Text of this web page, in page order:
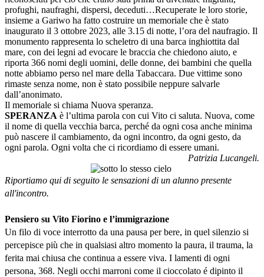
profughi, naufraghi, dispersi, deceduti…Recuperate le loro storie,
insieme a Gariwo ha fatto costruire un memoriale che è stato
inaugurato il 3 ottobre 2023, alle 3.15 di notte, l’ora del naufragio. Il
monumento rappresenta lo scheletro di una barca inghiottita dal
mare, con dei legni ad evocare le braccia che chiedono aiuto, e
riporta 366 nomi degli uomini, delle donne, dei bambini che quella
notte abbiamo perso nel mare della Tabaccara. Due vittime sono
rimaste senza nome, non è stato possibile neppure salvarle
dall’anonimato.
Il memoriale si chiama Nuova speranza.
SPERANZA è l’ultima parola con cui Vito ci saluta. Nuova, come
il nome di quella vecchia barca, perché da ogni cosa anche minima
può nascere il cambiamento, da ogni incontro, da ogni gesto, da
ogni parola. Ogni volta che ci ricordiamo di essere umani.
Patrizia Lucangeli.
Riportiamo qui di seguito le sensazioni di un alunno presente
all'incontro.
Pensiero su Vito Fiorino e l’immigrazione
Un filo di voce interrotto da una pausa per bere, in quel silenzio si
percepisce più che in qualsiasi altro momento la paura, il trauma, la
ferita mai chiusa che continua a essere viva. I lamenti di ogni
persona, 368. Negli occhi marroni come il cioccolato é dipinto il